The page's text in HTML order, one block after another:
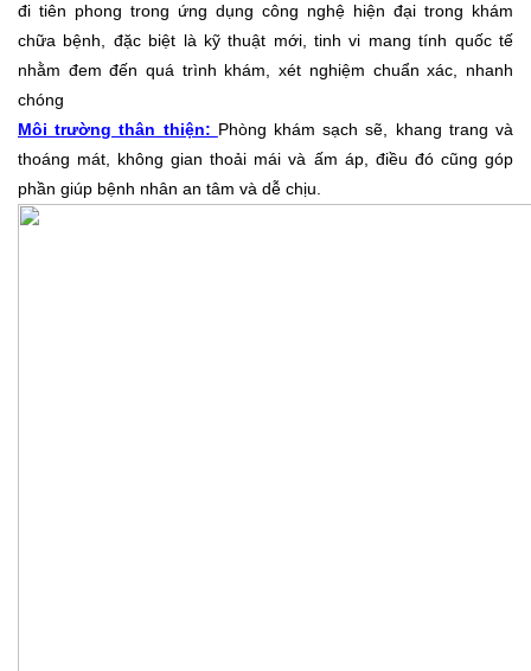
đi tiên phong trong ứng dụng công nghệ hiện đại trong khám
chữa bệnh, đặc biệt là kỹ thuật mới, tinh vi mang tính quốc tế
nhằm đem đến quá trình khám, xét nghiệm chuẩn xác, nhanh
chóng
Môi trường thân thiện: Phòng khám sạch sẽ, khang trang và
thoáng mát, không gian thoải mái và ấm áp, điều đó cũng góp
phần giúp bệnh nhân an tâm và dễ chịu.